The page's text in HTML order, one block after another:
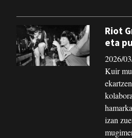
Riot
eta
2026/
Kuir
izan